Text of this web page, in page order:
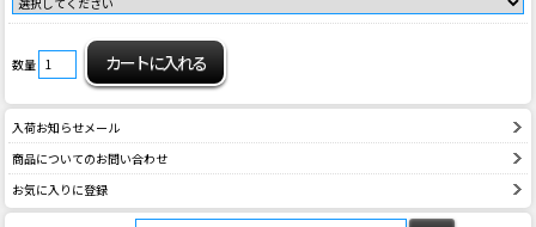
数量
入荷お知らせメール
商品についてのお問い合わせ
お気に入りに登録